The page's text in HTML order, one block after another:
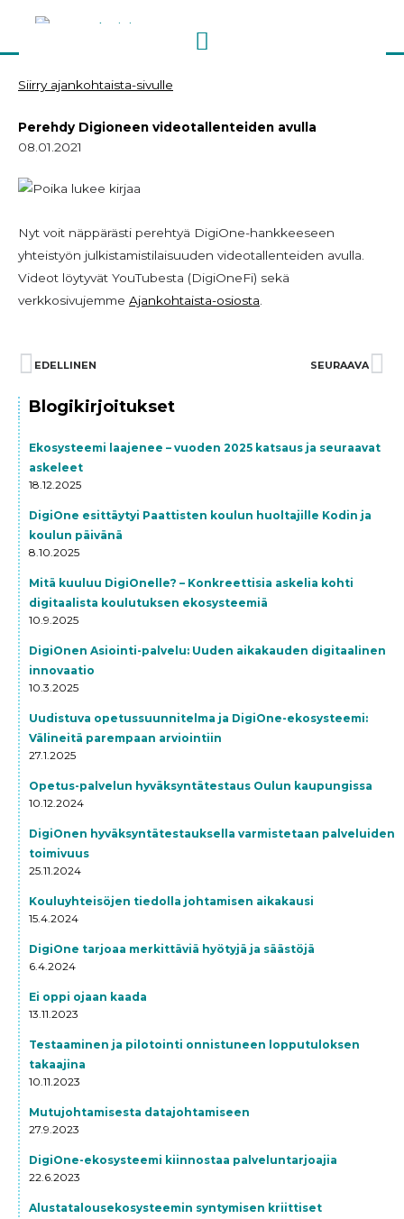
Siirry ajankohtaista-sivulle
Perehdy Digioneen videotallenteiden avulla
08.01.2021
Nyt voit näppärästi perehtyä DigiOne-hankkeeseen
yhteistyön julkistamistilaisuuden videotallenteiden avulla.
Videot löytyvät YouTubesta (DigiOneFi) sekä
verkkosivujemme Ajankohtaista-osiosta
Prev
EDELLINEN SEURAAVA
Blogikirjoitukset
Ekosysteemi laajenee – vuoden 2025 katsaus ja seuraavat
askeleet
18.12.2025
DigiOne esittäytyi Paattisten koulun huoltajille Kodin ja
koulun päivänä
8.10.2025
Mitä kuuluu DigiOnelle? – Konkreettisia askelia kohti
digitaalista koulutuksen ekosysteemiä
10.9.2025
DigiOnen Asiointi-palvelu: Uuden aikakauden digitaalinen
innovaatio
10.3.2025
Uudistuva opetussuunnitelma ja DigiOne-ekosysteemi:
Välineitä parempaan arviointiin
27.1.2025
Opetus-palvelun hyväksyntätestaus Oulun kaupungissa
10.12.2024
DigiOnen hyväksyntätestauksella varmistetaan palveluiden
toimivuus
25.11.2024
Kouluyhteisöjen tiedolla johtamisen aikakausi
15.4.2024
DigiOne tarjoaa merkittäviä hyötyjä ja säästöjä
6.4.2024
Ei oppi ojaan kaada
13.11.2023
Testaaminen ja pilotointi onnistuneen lopputuloksen
takaajina
10.11.2023
Mutujohtamisesta datajohtamiseen
27.9.2023
DigiOne-ekosysteemi kiinnostaa palveluntarjoajia
22.6.2023
Alustatalousekosysteemin syntymisen kriittiset